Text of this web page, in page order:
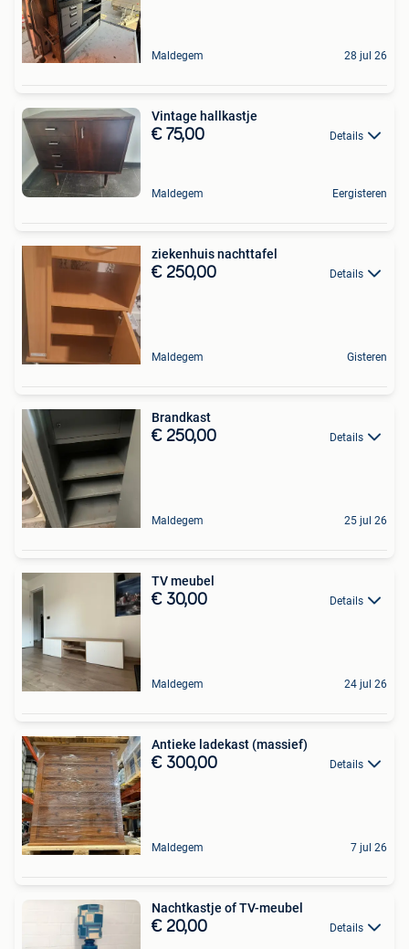
Maldegem 28 jul 26
Vintage hallkastje
€ 75,00 Details
Maldegem Eergisteren
ziekenhuis nachttafel
€ 250,00 Details
Maldegem Gisteren
Brandkast
€ 250,00 Details
Maldegem 25 jul 26
TV meubel
€ 30,00 Details
Maldegem 24 jul 26
Antieke ladekast (massief)
€ 300,00 Details
Maldegem 7 jul 26
Nachtkastje of TV-meubel
€ 20,00 Details